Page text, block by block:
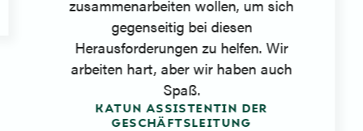
zusammenarbeiten wollen, um sich
gegenseitig bei diesen
Herausforderungen zu helfen. Wir
arbeiten hart, aber wir haben auch
Spaß.
KATUN ASSISTENTIN DER
GESCHÄFTSLEITUNG